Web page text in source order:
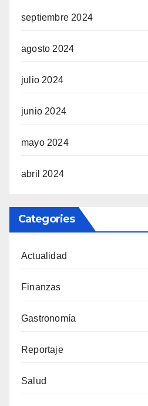
septiembre 2024
agosto 2024
julio 2024
junio 2024
mayo 2024
abril 2024
Categories
Actualidad
Finanzas
Gastronomía
Reportaje
Salud